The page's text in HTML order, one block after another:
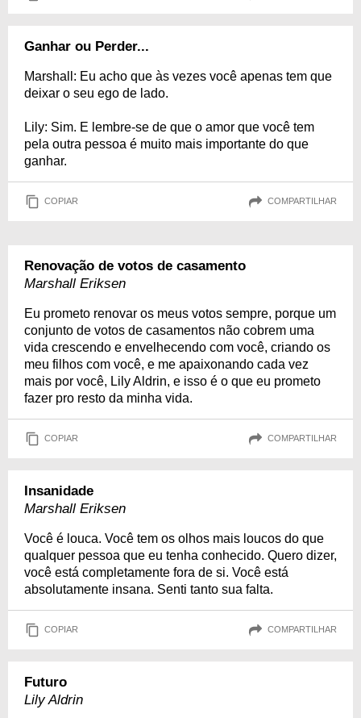
Ganhar ou Perder...
Marshall: Eu acho que às vezes você apenas tem que
deixar o seu ego de lado.
Lily: Sim. E lembre-se de que o amor que você tem
pela outra pessoa é muito mais importante do que
ganhar.
COPIAR COMPARTILHAR
Renovação de votos de casamento
Marshall Eriksen
Eu prometo renovar os meus votos sempre, porque um
conjunto de votos de casamentos não cobrem uma
vida crescendo e envelhecendo com você, criando os
meu filhos com você, e me apaixonando cada vez
mais por você, Lily Aldrin, e isso é o que eu prometo
fazer pro resto da minha vida.
COPIAR COMPARTILHAR
Insanidade
Marshall Eriksen
Você é louca. Você tem os olhos mais loucos do que
qualquer pessoa que eu tenha conhecido. Quero dizer,
você está completamente fora de si. Você está
absolutamente insana. Senti tanto sua falta.
COPIAR COMPARTILHAR
Futuro
Lily Aldrin